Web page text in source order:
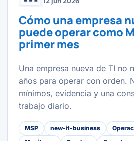
Cómo una empresa
puede operar como
primer mes
Una empresa nueva de TI no
años para operar con orden.
mínimos, evidencia y una
trabajo diario.
MSP new-it-business